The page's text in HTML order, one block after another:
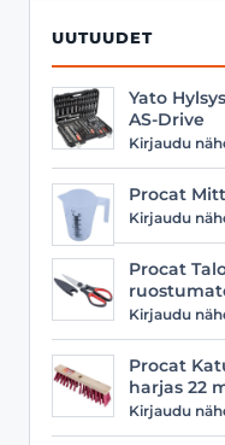
UUTUUDET
Yato
AS-Drive
Kirjaudu
Procat
Kirjaudu
Procat
Kirjaudu
Procat
harjas 22
Kirjaudu